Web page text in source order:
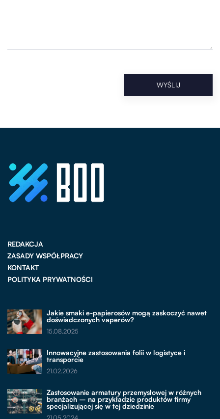
REDAKCJA
ZASADY WSPÓŁPRACY
KONTAKT
POLITYKA PRYWATNOŚCI
Jakie smaki e-papierosów mogą zaskoczyć nawet
doświadczonych vaperów?
15.08.2025
Innowacyjne zastosowania folii w logistyce i
transporcie
21.02.2026
Zastosowanie armatury przemysłowej w różnych
branżach – na przykładzie produktów firmy
specjalizującej się w tej dziedzinie
21.05.2024